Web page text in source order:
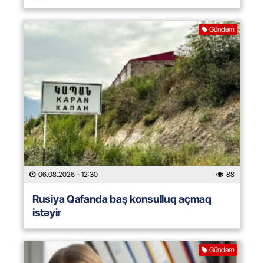
Gündəm
06.08.2026 - 12:30 88
Rusiya Qafanda baş konsulluq açmaq
istəyir
Gündəm